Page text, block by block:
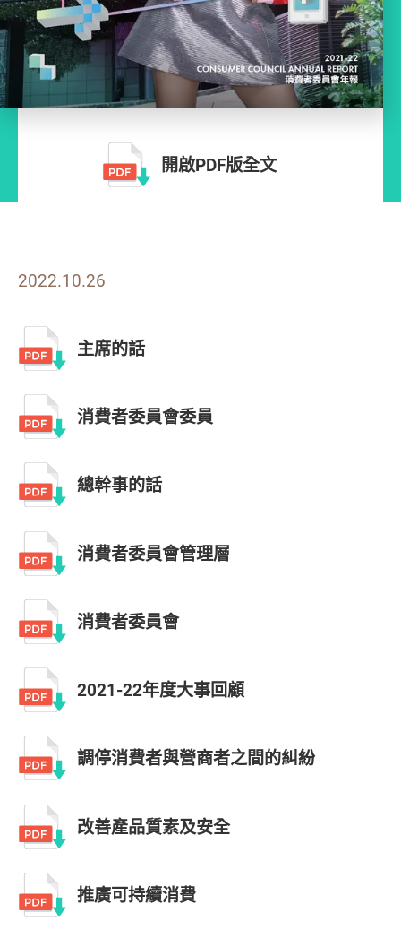
開啟PDF版全文
2022.10.26
主席的話
消費者委員會委員
總幹事的話
消費者委員會管理層
消費者委員會
2021-22年度大事回顧
調停消費者與營商者之間的糾紛
改善產品質素及安全
推廣可持續消費